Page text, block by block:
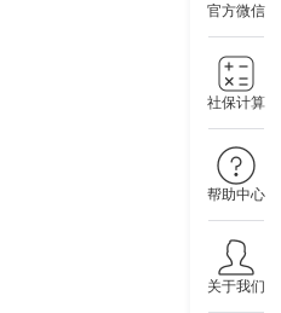
官方微信
社保计算
帮助中心
关于我们